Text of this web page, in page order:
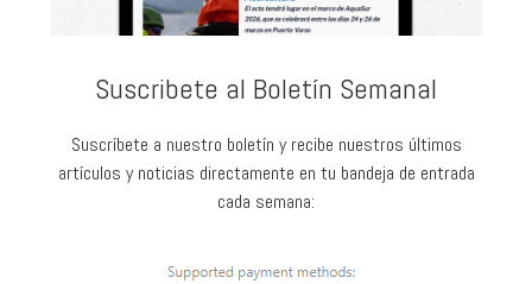
artículos y noticias directamente en tu bandeja de entrada
cada semana: